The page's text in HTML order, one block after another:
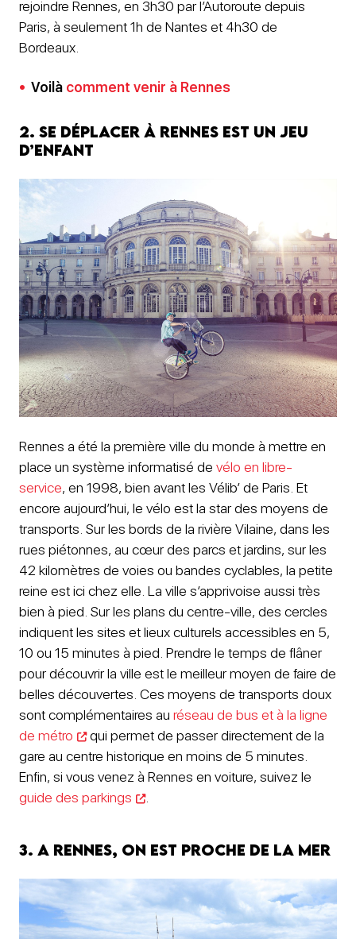
rejoindre Rennes, en 3h30 par l’Autoroute depuis
Paris, à seulement 1h de Nantes et 4h30 de
Bordeaux.
Voilà comment venir à Rennes
2. Se déplacer à Rennes est un jeu
d’enfant
Rennes a été la première ville du monde à mettre en
place un système informatisé de vélo en libre-
service, en 1998, bien avant les Vélib’ de Paris. Et
encore aujourd’hui, le vélo est la star des moyens de
transports. Sur les bords de la rivière Vilaine, dans les
rues piétonnes, au cœur des parcs et jardins, sur les
42 kilomètres de voies ou bandes cyclables, la petite
reine est ici chez elle. La ville s’apprivoise aussi très
bien à pied. Sur les plans du centre-ville, des cercles
indiquent les sites et lieux culturels accessibles en 5,
10 ou 15 minutes à pied. Prendre le temps de flâner
pour découvrir la ville est le meilleur moyen de faire de
belles découvertes. Ces moyens de transports doux
sont complémentaires au réseau de bus et à la ligne
de métro
qui permet de passer directement de la
gare au centre historique en moins de 5 minutes.
Enfin, si vous venez à Rennes en voiture, suivez le
guide des parkings
.
3. A Rennes, on est proche de la mer